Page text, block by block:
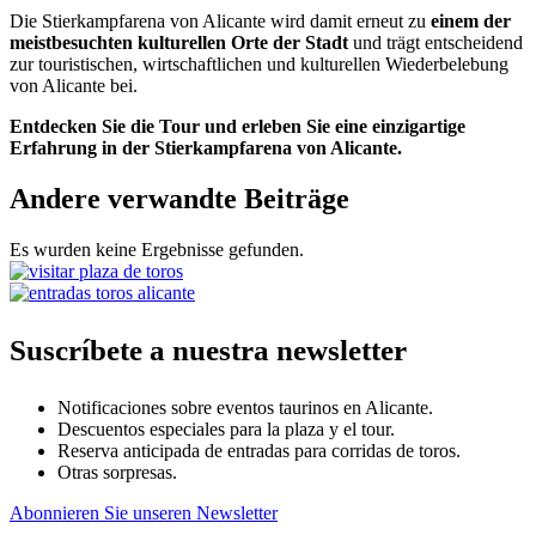
Die Stierkampfarena von Alicante wird damit erneut zu einem der
meistbesuchten kulturellen Orte der Stadt und trägt entscheidend
zur touristischen, wirtschaftlichen und kulturellen Wiederbelebung
von Alicante bei.
Entdecken Sie die Tour und erleben Sie eine einzigartige
Erfahrung in der Stierkampfarena von Alicante.
Andere verwandte Beiträge
Es wurden keine Ergebnisse gefunden.
Suscríbete a nuestra newsletter
Notificaciones sobre eventos taurinos en Alicante.
Descuentos especiales para la plaza y el tour.
Reserva anticipada de entradas para corridas de toros.
Otras sorpresas.
Abonnieren Sie unseren Newsletter